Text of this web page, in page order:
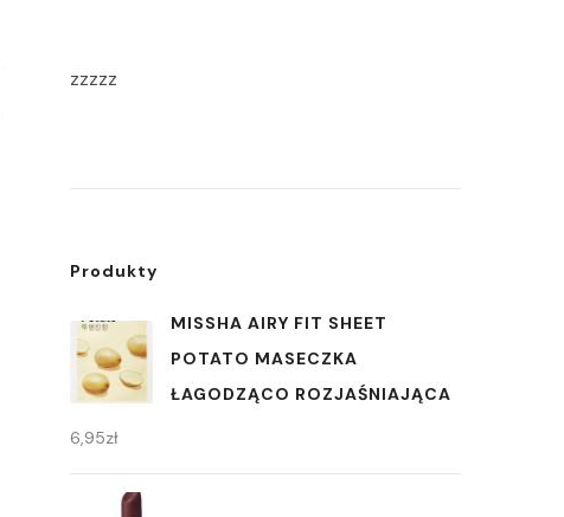
zzzzz
Produkty
MISSHA AIRY FIT SHEET
POTATO MASECZKA
ŁAGODZĄCO ROZJAŚNIAJĄCA
6,95zł